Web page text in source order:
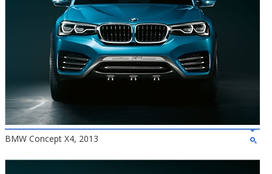
BMW Concept X4, 2013